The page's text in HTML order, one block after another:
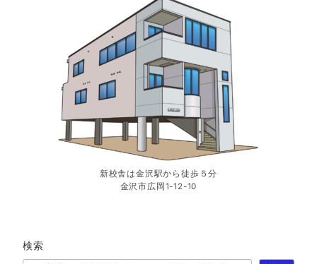
新校舎は金沢駅から徒歩５分
金沢市広岡1-12-10
検索